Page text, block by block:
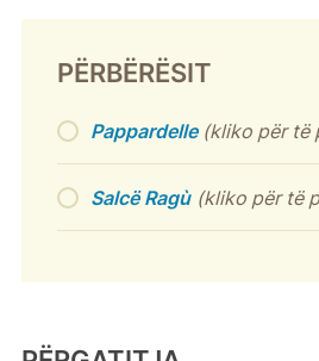
PËRBËRËSIT
Pappardelle(kliko për të
Salcë Ragù (kliko për të